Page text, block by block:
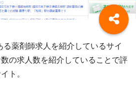
る薬剤師求人を紹介しているサイ
の求人数を紹介していることで評
ト。